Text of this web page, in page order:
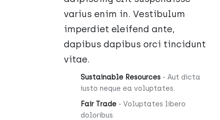
varius enim in. Vestibulum
imperdiet eleifend ante,
dapibus dapibus orci tincidunt
vitae.
Sustainable Resources- Aut dicta
iusto neque ea voluptates.
Fair Trade- Voluptates libero
doloribus.